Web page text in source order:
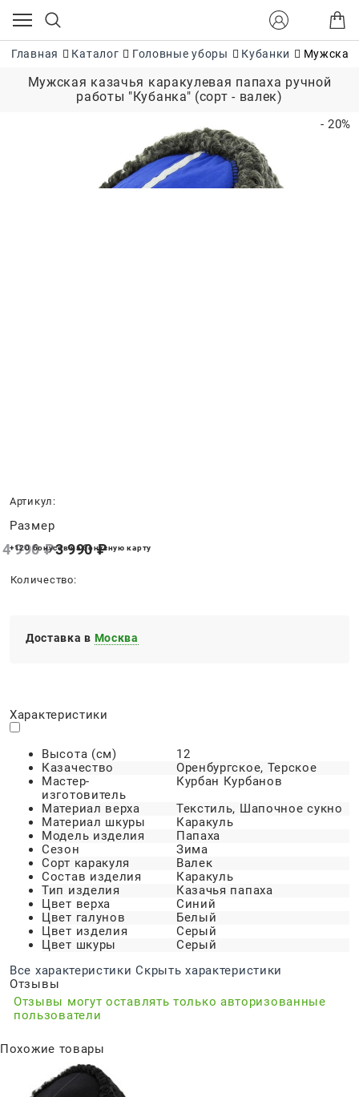
Главная Каталог Головные уборы Кубанки Мужская
Мужская казачья каракулевая папаха ручной
работы "Кубанка" (сорт - валек)
- 20%
Артикул:
Размер
4 990 ₽3 990 ₽
+120 бонусов на бонусную карту
Количество:
Доставка в Москва
Характеристики
Высота (см)
12
Казачество
Оренбургское, Терское
Мастер-
изготовитель
Курбан Курбанов
Материал верха
Текстиль, Шапочное сукно
Материал шкуры
Каракуль
Модель изделия
Папаха
Сезон
Зима
Сорт каракуля
Валек
Состав изделия
Каракуль
Тип изделия
Казачья папаха
Цвет верха
Синий
Цвет галунов
Белый
Цвет изделия
Серый
Цвет шкуры
Серый
Все характеристики Скрыть характеристики
Отзывы
Отзывы могут оставлять только авторизованные
пользователи
Похожие товары